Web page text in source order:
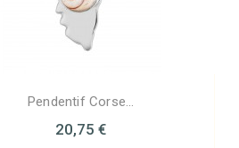
Pendentif Corse...
20,75 €